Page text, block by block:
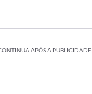
APÓS A PUBLICIDADE